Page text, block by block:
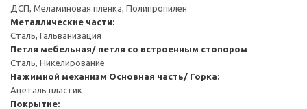
ДСП, Меламиновая пленка, Полипропилен
Металлические части:
Сталь, Гальванизация
Петля мебельная/ петля со встроенным стопором
Сталь, Никелирование
Нажимной механизм Основная часть/ Горка:
Ацеталь пластик
Покрытие: